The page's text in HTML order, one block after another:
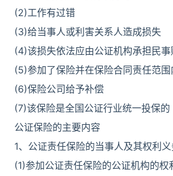
(2)工作有过错
(3)给当事人或利害关系人造成损失
(4)该损失依法应由公证机构承担民事
(5)参加了保险并在保险合同责任范围
(6)保险公司给予补偿
(7)该保险是全国公证行业统一投保的
公证保险的主要内容
1、公证责任保险的当事人及其权利义
(1)参加公证责任保险的公证机构的权